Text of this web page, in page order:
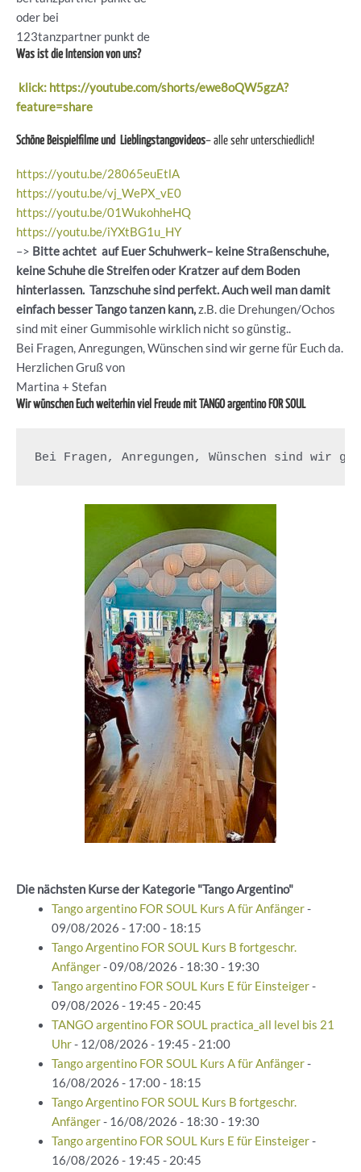
oder bei
123tanzpartner punkt de
Was ist die Intension von uns?
klick: https://youtube.com/shorts/ewe8oQW5gzA?
feature=share
Schöne Beispielfilme und Lieblingstangovideos– alle sehr unterschiedlich!
https://youtu.be/28065euEtlA
https://youtu.be/vj_WePX_vE0
https://youtu.be/01WukohheHQ
https://youtu.be/iYXtBG1u_HY
–> Bitte achtet auf Euer Schuhwerk– keine Straßenschuhe,
keine Schuhe die Streifen oder Kratzer auf dem Boden
hinterlassen. Tanzschuhe sind perfekt. Auch weil man damit
einfach besser Tango tanzen kann,z.B. die Drehungen/Ochos
sind mit einer Gummisohle wirklich nicht so günstig..
Bei Fragen, Anregungen, Wünschen sind wir gerne für Euch da.
Herzlichen Gruß von
Martina + Stefan
Wir wünschen Euch weiterhin viel Freude mit TANGO argentino FOR SOUL
Bei Fragen, Anregungen, Wünschen sind wir
Die nächsten Kurse der Kategorie "Tango Argentino"
Tango argentino FOR SOUL Kurs A für Anfänger-
09/08/2026 - 17:00 - 18:15
Tango Argentino FOR SOUL Kurs B fortgeschr.
Anfänger- 09/08/2026 - 18:30 - 19:30
Tango argentino FOR SOUL Kurs E für Einsteiger-
09/08/2026 - 19:45 - 20:45
TANGO argentino FOR SOUL practica_all level bis 21
Uhr- 12/08/2026 - 19:45 - 21:00
Tango argentino FOR SOUL Kurs A für Anfänger-
16/08/2026 - 17:00 - 18:15
Tango Argentino FOR SOUL Kurs B fortgeschr.
Anfänger- 16/08/2026 - 18:30 - 19:30
Tango argentino FOR SOUL Kurs E für Einsteiger-
16/08/2026 - 19:45 - 20:45